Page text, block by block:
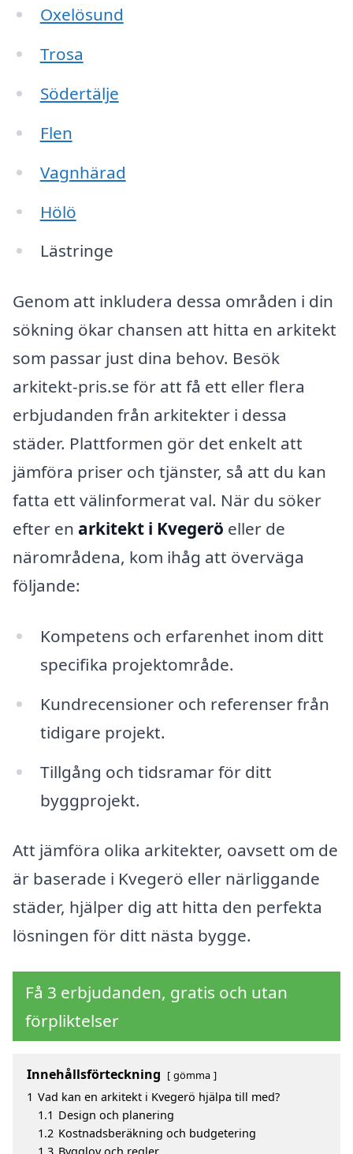
Oxelösund
Trosa
Södertälje
Flen
Vagnhärad
Hölö
Lästringe
Genom att inkludera dessa områden i din
sökning ökar chansen att hitta en arkitekt
som passar just dina behov. Besök
arkitekt-pris.se för att få ett eller flera
erbjudanden från arkitekter i dessa
städer. Plattformen gör det enkelt att
jämföra priser och tjänster, så att du kan
fatta ett välinformerat val. När du söker
efter en arkitekt i Kvegerö eller de
närområdena, kom ihåg att överväga
följande:
Kompetens och erfarenhet inom ditt
specifika projektområde.
Kundrecensioner och referenser från
tidigare projekt.
Tillgång och tidsramar för ditt
byggprojekt.
Att jämföra olika arkitekter, oavsett om de
är baserade i Kvegerö eller närliggande
städer, hjälper dig att hitta den perfekta
lösningen för ditt nästa bygge.
Få 3 erbjudanden, gratis och utan
förpliktelser
Innehållsförteckning gömma
1 Vad kan en arkitekt i Kvegerö hjälpa till med?
1.1 Design och planering
1.2 Kostnadsberäkning och budgetering